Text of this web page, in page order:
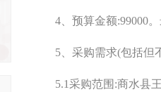
4、预算金额:99000
5、采购需求(包括但
5.1采购范围:商水县